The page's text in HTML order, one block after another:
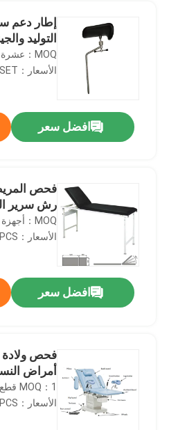
إطار دعم
التوليد
MOQ：عشرة مجموعات
الأسعار：USD48-55/SET
افضل سعر
فحص
رش سرير
MOQ：أجهزة الكمبيوتر 1
الأسعار：148.44USD/PCS
افضل سعر
فحص ولادة
أمراض
MOQ：1 قطع
الأسعار：1760USD/PCS